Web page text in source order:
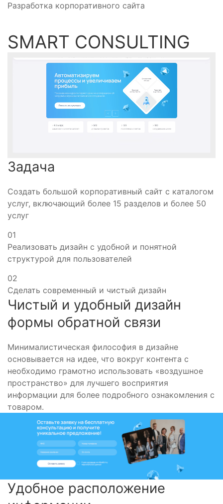
Разработка корпоративного сайта
SMART CONSULTING
Задача
Создать большой корпоративный сайт с каталогом
услуг, включающий более 15 разделов и более 50
услуг
01
Реализовать дизайн с удобной и понятной
структурой для пользователей
02
Сделать современный и чистый дизайн
Чистый и удобный дизайн
формы обратной связи
Минималистическая философия в дизайне
основывается на идее, что вокруг контента с
необходимо грамотно использовать «воздушное
пространство» для лучшего восприятия
информации для более подробного ознакомления с
товаром.
Удобное расположение